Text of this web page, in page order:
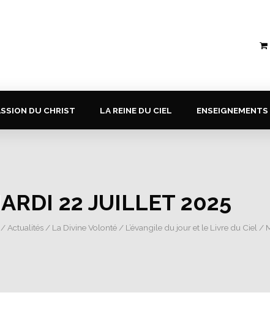
DU CHRIST LA REINE DU CIEL ENSEIGNEMENTS
22 JUILLET 2025
/ Actualités / La Divine Volonté / L’évangile du jour et le Livre du Ciel /